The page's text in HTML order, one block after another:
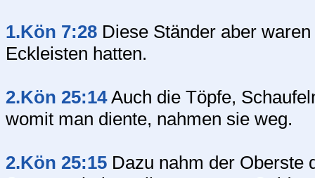
1.Kön 7:28 Diese Ständer aber
Eckleisten hatten.
2.Kön 25:14Auch die Töpfe,
womit man diente, nahmen sie weg.
2.Kön 25:15 Dazu nahm der Oberste